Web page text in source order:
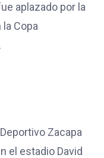
aplazado por la
Copa
Zacapa
el estadio David